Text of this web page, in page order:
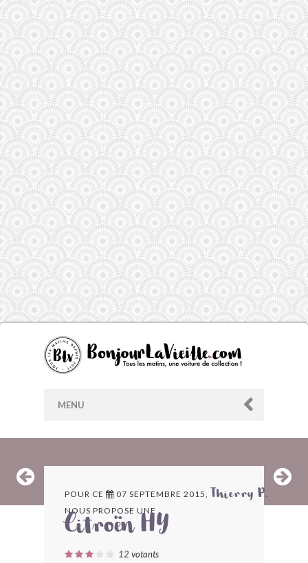
MENU
ARCHIVES
LES CONTRIBUTEURS
POUR CE 07 SEPTEMBRE 2015, Thierry P.
NOUS PROPOSE UNE
Citroën HY
12votants